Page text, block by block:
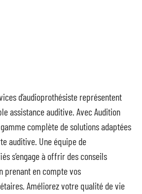
d’audioprothésiste représentent
assistance auditive. Avec Audition
complète de solutions adaptées
auditive. Une équipe de
s’engage à offrir des conseils
prenant en compte vos
Améliorez votre qualité de vie